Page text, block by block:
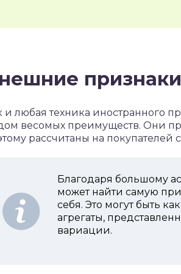
и любая техника иностранного
весомых преимуществ. Они
рассчитаны на покупателей
Благодаря большому
может найти самую
себя. Это могут быть
агрегаты,
вариации.